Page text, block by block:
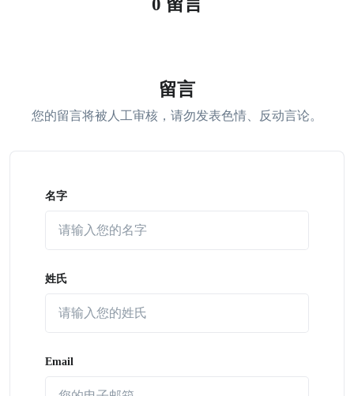
0 留言
留言
您的留言将被人工审核，请勿发表色情、反动言论。
名字
姓氏
Email